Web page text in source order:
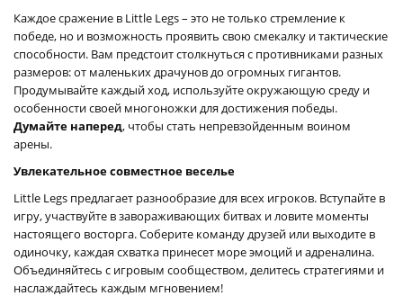
Каждое сражение в Little Legs – это не только стремление к
победе, но и возможность проявить свою смекалку и тактические
способности. Вам предстоит столкнуться с противниками разных
размеров: от маленьких драчунов до огромных гигантов.
Продумывайте каждый ход, используйте окружающую среду и
особенности своей многоножки для достижения победы.
Думайте наперед, чтобы стать непревзойденным воином
арены.
Увлекательное совместное веселье
Little Legs предлагает разнообразие для всех игроков. Вступайте в
игру, участвуйте в завораживающих битвах и ловите моменты
настоящего восторга. Соберите команду друзей или выходите в
одиночку, каждая схватка принесет море эмоций и адреналина.
Объединяйтесь с игровым сообществом, делитесь стратегиями и
наслаждайтесь каждым мгновением!